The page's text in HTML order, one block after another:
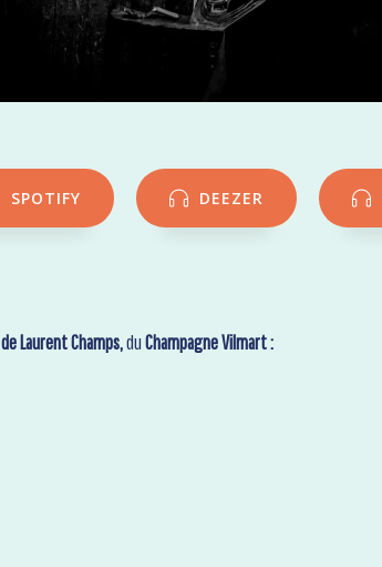
SPOTIFY DEEZER
de Laurent Champs,duChampagne Vilmart :